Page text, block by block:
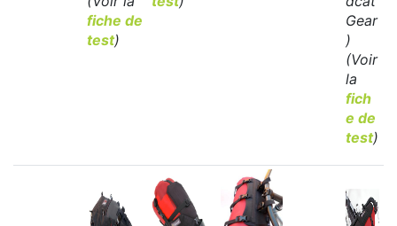
fiche de
test)
Gear
)
(Voir
la
fich
e de
test)